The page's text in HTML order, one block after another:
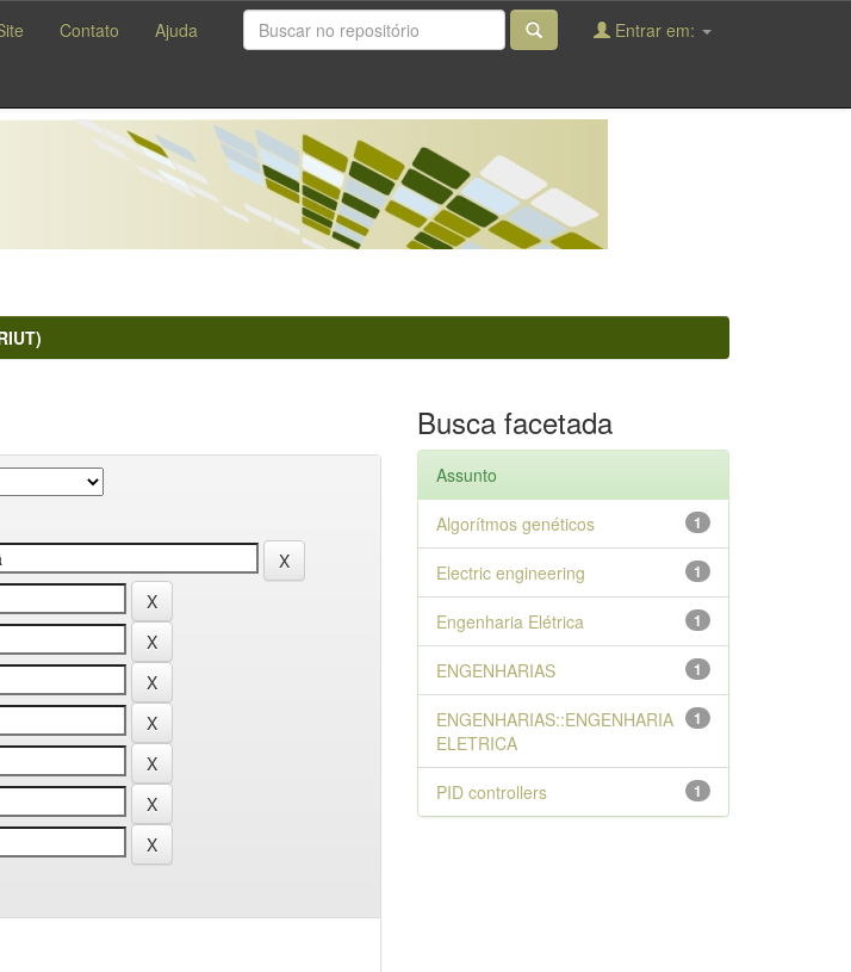
Contato Ajuda Entrar em:
Busca facetada
Assunto
1
Algorítmos genéticos
1
Electric engineering
1
Engenharia Elétrica
1
ENGENHARIAS
1
ENGENHARIAS::ENGENHARIA
ELETRICA
1
PID controllers